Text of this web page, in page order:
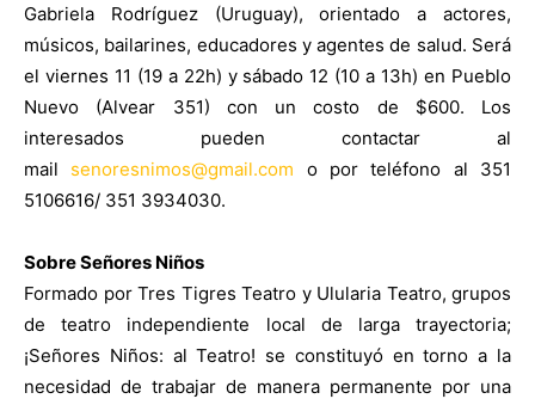
Gabriela Rodríguez (Uruguay), orientado a actores,
músicos, bailarines, educadores y agentes de salud. Será
el viernes 11 (19 a 22h) y sábado 12 (10 a 13h) en Pueblo
Nuevo (Alvear 351) con un costo de $600. Los
interesados pueden contactar al
mail senoresnimos@gmail.com o por teléfono al 351
5106616/ 351 3934030.
Sobre Señores Niños
Formado por Tres Tigres Teatro y Ulularia Teatro, grupos
de teatro independiente local de larga trayectoria;
¡Señores Niños: al Teatro! se constituyó en torno a la
necesidad de trabajar de manera permanente por una